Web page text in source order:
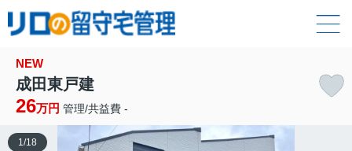
NEW
成田東戸建
26万円 管理/共益費 -
1 /18